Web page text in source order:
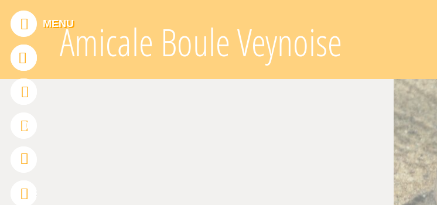
Amicale Boule Veynoise
MENU
ADDTHIS EST DÉSACTIVÉ. Autoriser
0
FRANÇAIS